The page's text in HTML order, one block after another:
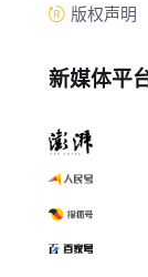
版权声明
新媒体平